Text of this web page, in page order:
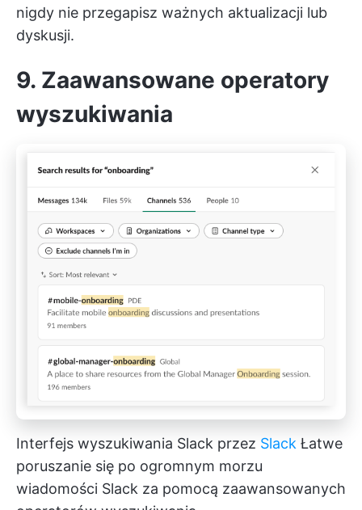
nigdy nie przegapisz ważnych aktualizacji lub
dyskusji.
9. Zaawansowane operatory
wyszukiwania
Interfejs wyszukiwania Slack przez Slack Łatwe
poruszanie się po ogromnym morzu
wiadomości Slack za pomocą zaawansowanych